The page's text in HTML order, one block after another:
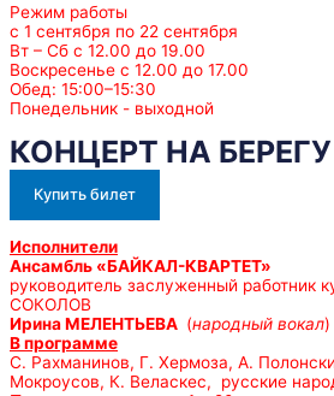
Режим работы
с 1 сентября по 22 сентября
Вт – Сб с 12.00 до 19.00
Воскресенье с 12.00 до 17.00
Обед: 15:00–15:30
Понедельник - выходной
КОНЦЕРТ НА БЕРЕГУ
Купить билет
Исполнители
Ансамбль «БАЙКАЛ-КВАРТЕТ»
руководитель заслуженный работник
СОКОЛОВ
Ирина МЕЛЕНТЬЕВА (народный вокал)
В программе
С. Рахманинов, Г. Хермоза, А.
Мокроусов, К. Веласкес, русские